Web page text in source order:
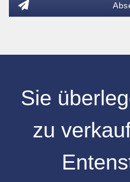
Sie
zu